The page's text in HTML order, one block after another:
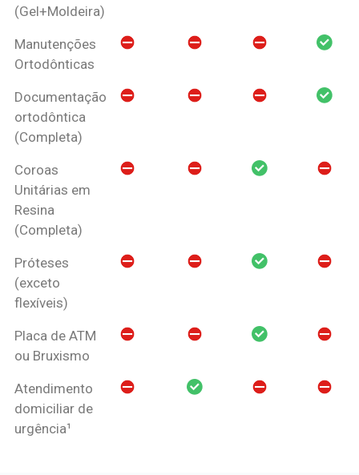
(Gel+Moldeira)
Manutenções
Ortodônticas
Documentação
ortodôntica
(Completa)
Coroas
Unitárias em
Resina
(Completa)
Próteses
(exceto
flexíveis)
Placa de ATM
ou Bruxismo
Atendimento
domiciliar de
urgência¹